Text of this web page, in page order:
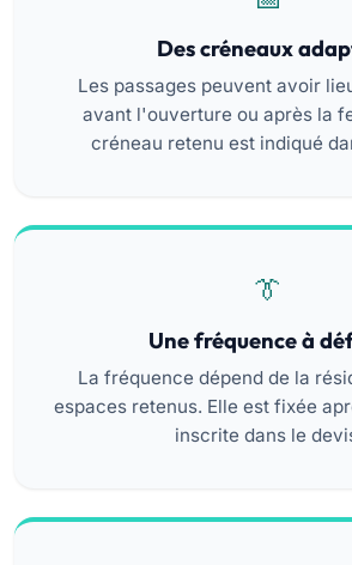
Des créneaux
Les passages peuvent avoir
avant l'ouverture ou après la
créneau retenu est indiqué
Une fréquence à
La fréquence dépend de la
espaces retenus. Elle est fixée
inscrite dans le